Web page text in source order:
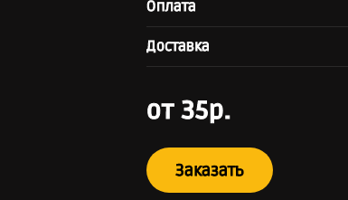
Оплата
Доставка
от 35р.
Заказать